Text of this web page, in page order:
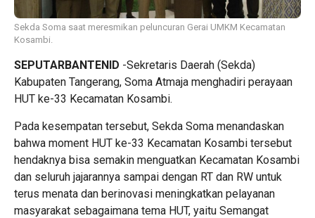
Sekda Soma saat meresmikan peluncuran Gerai UMKM Kecamatan
Kosambi.
SEPUTARBANTENID -Sekretaris Daerah (Sekda)
Kabupaten Tangerang, Soma Atmaja menghadiri perayaan
HUT ke-33 Kecamatan Kosambi.
Pada kesempatan tersebut, Sekda Soma menandaskan
bahwa moment HUT ke-33 Kecamatan Kosambi tersebut
hendaknya bisa semakin menguatkan Kecamatan Kosambi
dan seluruh jajarannya sampai dengan RT dan RW untuk
terus menata dan berinovasi meningkatkan pelayanan
masyarakat sebagaimana tema HUT, yaitu Semangat